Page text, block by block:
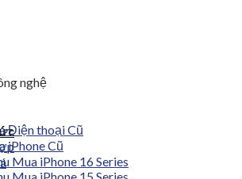
nghệ
Điện thoại Cũ
iPhone Cũ
Mua iPhone 16 Series